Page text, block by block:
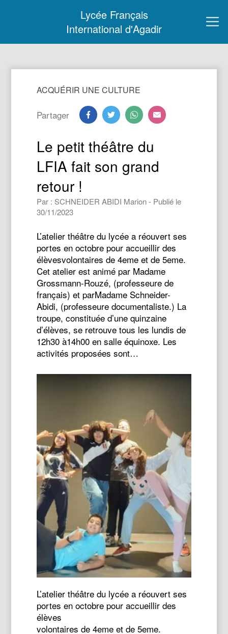
Lycée Français
International d'Agadir
ACQUÉRIR UNE CULTURE
Partager
Le petit théâtre du
LFIA fait son grand
retour !
Par : SCHNEIDER ABIDI Marion - Publié le
30/11/2023
L’atelier théâtre du lycée a réouvert ses
portes en octobre pour accueillir des
élèvesvolontaires de 4eme et de 5eme.
Cet atelier est animé par Madame
Grossmann-Rouzé, (professeure de
français) et parMadame Schneider-
Abidi, (professeure documentaliste.) La
troupe, constituée d’une quinzaine
d’élèves, se retrouve tous les lundis de
12h30 à14h00 en salle équinoxe. Les
activités proposées sont…
L’atelier théâtre du lycée a réouvert ses
portes en octobre pour accueillir des
élèves
volontaires de 4eme et de 5eme.